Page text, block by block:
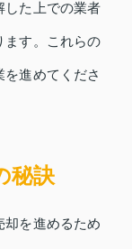
した上での業者
ます。これらの
進めてくださ
秘訣
却を進めるため